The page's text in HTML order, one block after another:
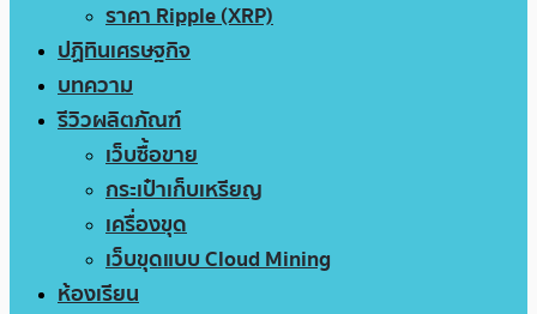
ราคา Ripple (XRP)
ปฏิทินเศรษฐกิจ
บทความ
รีวิวผลิตภัณฑ์
เว็บซื้อขาย
กระเป๋าเก็บเหรียญ
เครื่องขุด
เว็บขุดแบบ Cloud Mining
ห้องเรียน